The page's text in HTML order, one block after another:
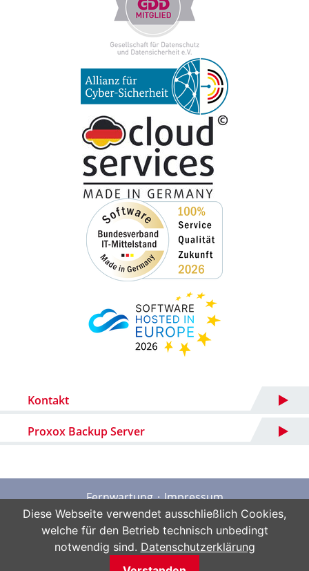
Kontakt
Proxox Backup Server
Fernwartung
Impressum
Datenschutz
AGB Sitemap
Diese Webseite verwendet ausschließlich Cookies,
welche für den Betrieb technisch unbedingt
notwendig sind. Datenschutzerklärung